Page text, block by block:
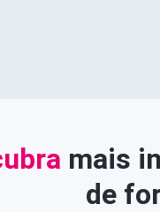
mais
de